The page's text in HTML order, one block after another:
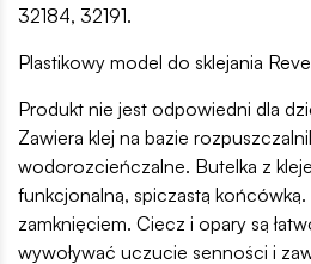
32184, 32191.
Plastikowy model do sklejania
Produkt nie jest odpowiedni dla
Zawiera klej na bazie
wodorozcieńczalne. Butelka z
funkcjonalną, spiczastą
zamknięciem. Ciecz i opary są
wywoływać uczucie senności i